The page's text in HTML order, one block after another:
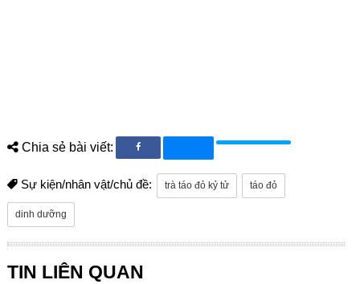
Chia sẻ bài viết:
Sự kiện/nhân vật/chủ đề: trà táo đỏ kỷ tử táo đỏ
dinh dưỡng
TIN LIÊN QUAN